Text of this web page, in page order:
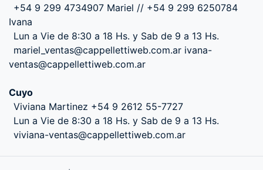
+54 9 299 4734907 Mariel // +54 9 299 6250784
Ivana
Lun a Vie de 8:30 a 18 Hs. y Sab de 9 a 13 Hs.
mariel_ventas@cappellettiweb.com.ar ivana-
ventas@cappellettiweb.com.ar
Cuyo
Viviana Martinez +54 9 2612 55-7727
Lun a Vie de 8:30 a 18 Hs. y Sab de 9 a 13 Hs.
viviana-ventas@cappellettiweb.com.ar